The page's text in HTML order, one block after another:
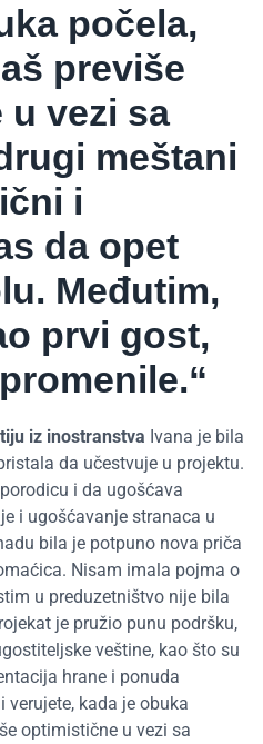
počela,
previše
vezi sa
meštani
i
da opet
Međutim,
prvi gost,
iz inostranstva Ivana je bila
da učestvuje u projektu.
i da ugošćava
i ugošćavanje stranaca u
bila je potpuno nova priča
Nisam imala pojma o
u preduzetništvo nije bila
je pružio punu podršku,
veštine, kao što su
hrane i ponuda
verujete, kada je obuka
optimistične u vezi sa